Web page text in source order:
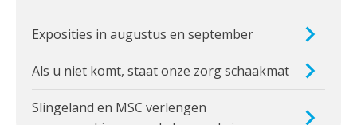
Exposities in augustus en september
Als u niet komt, staat onze zorg schaakmat
Slingeland en MSC verlengen